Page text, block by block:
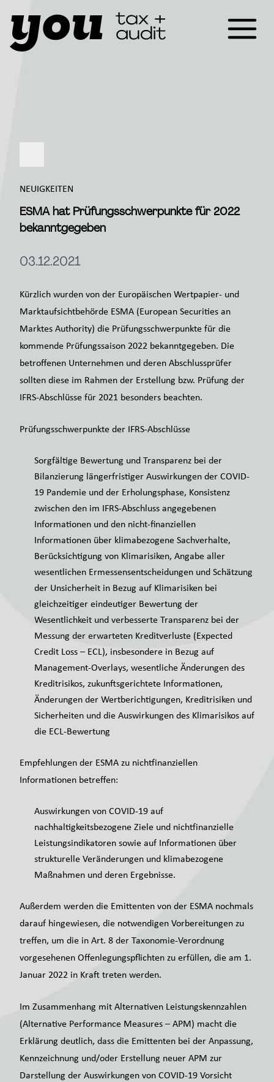
NEUIGKEITEN
ESMA hat Prüfungsschwerpunkte für 2022
bekanntgegeben
03.12.2021
Kürzlich wurden von der Europäischen Wertpapier- und
Marktaufsichtbehörde ESMA (European Securities an
Marktes Authority) die Prüfungsschwerpunkte für die
kommende Prüfungssaison 2022 bekanntgegeben. Die
betroffenen Unternehmen und deren Abschlussprüfer
sollten diese im Rahmen der Erstellung bzw. Prüfung der
IFRS-Abschlüsse für 2021 besonders beachten.
Prüfungsschwerpunkte der IFRS-Abschlüsse
Sorgfältige Bewertung und Transparenz bei der
Bilanzierung längerfristiger Auswirkungen der COVID-
19 Pandemie und der Erholungsphase, Konsistenz
zwischen den im IFRS-Abschluss angegebenen
Informationen und den nicht-finanziellen
Informationen über klimabezogene Sachverhalte,
Berücksichtigung von Klimarisiken, Angabe aller
wesentlichen Ermessensentscheidungen und Schätzung
der Unsicherheit in Bezug auf Klimarisiken bei
gleichzeitiger eindeutiger Bewertung der
Wesentlichkeit und verbesserte Transparenz bei der
Messung der erwarteten Kreditverluste (Expected
Credit Loss – ECL), insbesondere in Bezug auf
Management-Overlays, wesentliche Änderungen des
Kreditrisikos, zukunftsgerichtete Informationen,
Änderungen der Wertberichtigungen, Kreditrisiken und
Sicherheiten und die Auswirkungen des Klimarisikos auf
die ECL-Bewertung
Empfehlungen der ESMA zu nichtfinanziellen
Informationen betreffen:
Auswirkungen von COVID-19 auf
nachhaltigkeitsbezogene Ziele und nichtfinanzielle
Leistungsindikatoren sowie auf Informationen über
strukturelle Veränderungen und klimabezogene
Maßnahmen und deren Ergebnisse.
Außerdem werden die Emittenten von der ESMA nochmals
darauf hingewiesen, die notwendigen Vorbereitungen zu
treffen, um die in Art. 8 der Taxonomie-Verordnung
vorgesehenen Offenlegungspflichten zu erfüllen, die am 1.
Januar 2022 in Kraft treten werden.
Im Zusammenhang mit Alternativen Leistungskennzahlen
(Alternative Performance Measures – APM) macht die
Erklärung deutlich, dass die Emittenten bei der Anpassung,
Kennzeichnung und/oder Erstellung neuer APM zur
Darstellung der Auswirkungen von COVID-19 Vorsicht